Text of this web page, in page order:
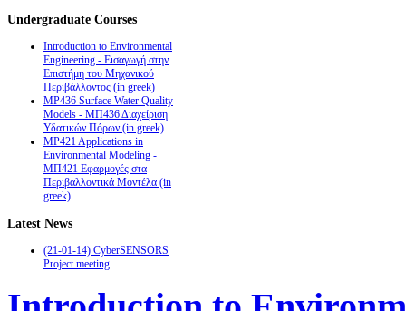
Undergraduate Courses
Introduction to Environmental
Engineering - Εισαγωγή στην
Επιστήμη του Μηχανικού
Περιβάλλοντος (in greek)
MP436 Surface Water Quality
Models - ΜΠ436 Διαχείριση
Υδατικών Πόρων (in greek)
MP421 Applications in
Environmental Modeling -
ΜΠ421 Εφαρμογές στα
Περιβαλλοντικά Μοντέλα (in
greek)
Latest News
(21-01-14) CyberSENSORS
Project meeting